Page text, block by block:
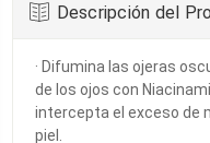
Descripción del
· Difumina las ojeras
de los ojos con
intercepta el exceso de
piel.